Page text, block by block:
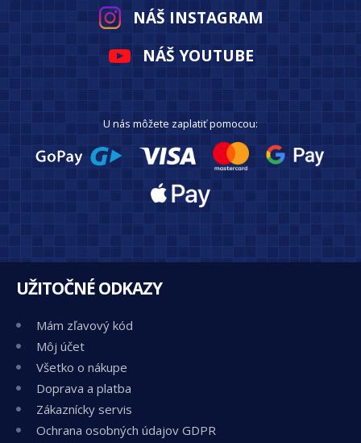
NÁŠ INSTAGRAM
NÁŠ YOUTUBE
U nás môžete zaplatiť pomocou:
UŽITOČNÉ ODKAZY
Mám zľavový kód
Môj účet
Všetko o nákupe
Doprava a platba
Zákaznícky servis
Ochrana osobných údajov GDPR